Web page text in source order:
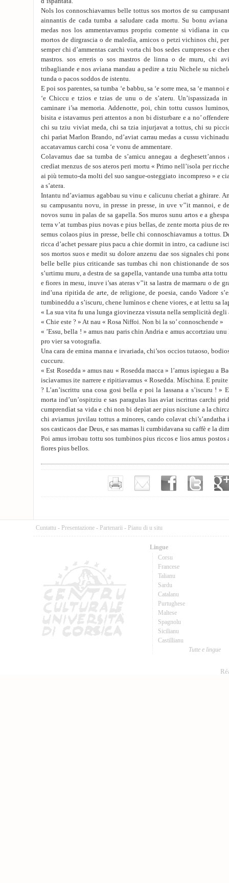
Nols los connoschiavamus belle tottus sos mortos de su
ainnantis de cada tumba a saludare cada mortu. Su bonu avìana
medas nos los ammentavamus propriu comente si vidìana in
mortos de dirgrascia o de maledìa, amicos o petzi vichinos chi,
semper chi d’ammentas carchi vorta chi bos sedes cumpresos e
mastros. sos erreris o sos mastros de linna o de muru, chi
tribagliande e nos avìana mandau a pedire a tziu Nichele su
tunda o pacos soddos de istentu.
E poi sos parentes, sa tumba ‘e babbu, sa ‘e sorre mea, sa ‘e mannoi
‘e Chiccu e tzios e tzias de unu o de s’ateru. Un’ispassizada
caminare i’sa memoria. Addenotte, poi, chin tottu cussos
bisita e istavamus peri attentos a non bi disturbare e a no’
chi su tziu vivìat meda, chi sa tzia injurjavat a tottus, chi su
chi parìat Marlon Brando, nd’aviat carrau medas a cussu
accatavamus carchi cosa ‘e vonu de ammentare.
Colavamus dae sa tumba de s’amicu annegau a
credìat menzus de sos ateros peri mortu « Primo nell’isola per
ai più temuto-da molti del suo sangue-osteggiato incompreso » e
a s’atera.
Intantu nd’aviamus agabbau su vinu e calicunu cherìat a ghirare.
su campusantu novu, in presse in presse, in uve v’’it mannoi, e
novos sunu in palas de sa gapella. Sos muros sunu artos e a
terra v’at tumbas pius novas e pius bellas, de zente morta pius de
semus colaos pius in presse, belle chi connoschiavamus a tottus.
ricca d’achet pessare pius pacu a chie dormit in intro, ca cadiune
sos mortos suos e medit su dolore anzenu dae sos signales chi
belle belle pius criticande sas tumbas chi non chistionande de
s’urtimu muru, a destra de sa gapella, vantande una tumba atta
e fiores in mesu, inuve i’sas ateras v’’it sa lastra de marmaru o de
ind’una ripitìda de arte, de religione, de poesia, cando Vadore
tumbineddu a s’iscuru, chene lumìnos e chene viores, e at lettu sa
« La sua vita fu una lunga giovinezza vissuta nella semplicità degli
« Chie este ? » At nau « Rosa Niffoi. Non bi la so’ connoschende »
« ’Essu, bella ! » amus nau paris chin Andria e amus accortziau
pro vier sa votografia.
Una cara de emina manna e irvariada, chi’sos occios tutaoso,
cuccuru.
« Est Rosedda » amus nau « Rosedda macca » l’amus ispiegau a
iscìavamus ite narrere e ripitiavamus « Rosedda. Míschina. E pruite
? L’an’iscrittu una cosa gosi bella e poi la lassana a s’iscuru ! »
morta ind’un’ospitziu e sas paragulas lias avìat iscrittas carchi
cumprendìat sa vida e chi non bi depìat aer pius nisciune a la
chi aviamus juvilau tottus a minores, cando colavat chi’s’andatha
sos casticaos dae Deus, e sas mamas li cumbidavana su caffè e la
Poi amus irrobau tottu sos tumbinos pius riccos e lios amus postos
fiores pius bellos.
Cuntattu - Presentazione - Partenarii - Pianu di u situ
Lingue
Corsu
Francese
Talianu
Sardu
Catalanu
Purtughese
Maltese
Spagnolu
Sicilianu
Castillianu
Tutte e lingue